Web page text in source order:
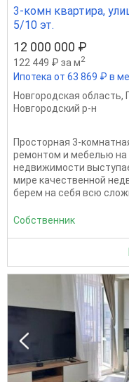
3-комн квартира,
5/10 эт.
12 000 000 ₽
122 449 ₽ за м2
Ипотека от 63 869 ₽ в
Новгородская область,
Новгородский р-н
Просторная 3-
ремонтом и мебелью на
недвижимости
мире качественной
берем на себя всю
Собственник